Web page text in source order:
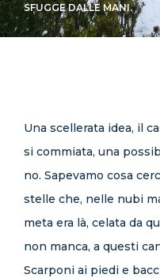
CONTATTI
SFUGGE DALLE MANI.
Una scellerata idea, il
si commiata, una
no. Sapevamo cosa
stelle che, nelle nubi
meta era là, celata da
non manca, a questi
Scarponi ai piedi e